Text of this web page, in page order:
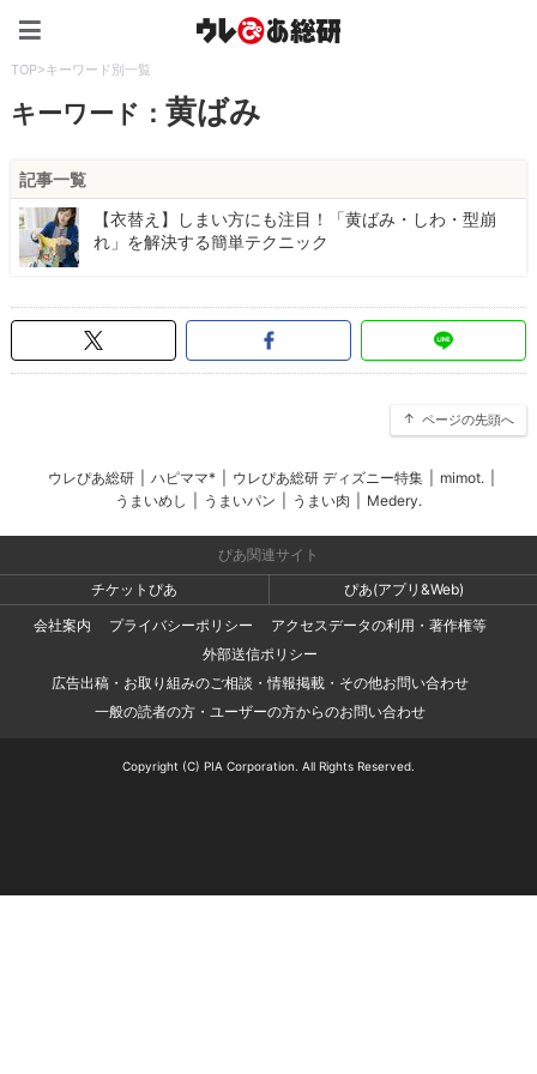
TOP>キーワード別一覧
キーワード：黄ばみ
記事一覧
【衣替え】しまい方にも注目！「黄ばみ・しわ・型崩
れ」を解決する簡単テクニック
ページの先頭へ
ウレぴあ総研 ハピママ* ウレぴあ総研 ディズニー特集 mimot.
うまいめし
うまいパン うまい肉 Medery.
ぴあ関連サイト
チケットぴあ
ぴあ(アプリ&Web)
会社案内
プライバシーポリシー
アクセスデータの利用・著作権等
外部送信ポリシー
広告出稿・お取り組みのご相談・情報掲載・その他お問い合わせ
一般の読者の方・ユーザーの方からのお問い合わせ
Copyright (C) PIA Corporation. All Rights Reserved.